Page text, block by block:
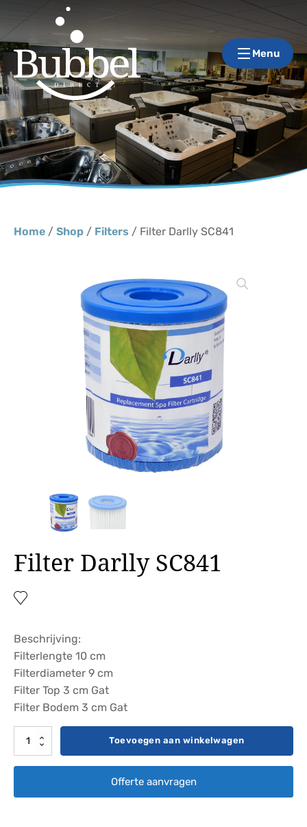
Menu
Home / Shop / Filters / Filter Darlly SC841
Filter Darlly SC841
Beschrijving:
Filterlengte 10 cm
Filterdiameter 9 cm
Filter Top 3 cm Gat
Filter Bodem 3 cm Gat
Filter
Darlly
Toevoegen aan winkelwagen
Offerte aanvragen